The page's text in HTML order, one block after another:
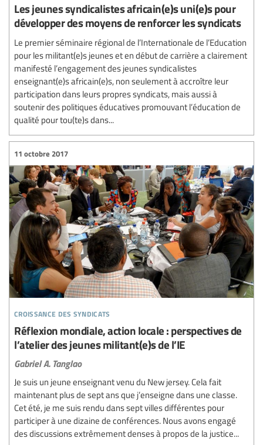
Les jeunes syndicalistes africain(e)s uni(e)s pour
développer des moyens de renforcer les syndicats
Le premier séminaire régional de l’Internationale de l’Education
pour les militant(e)s jeunes et en début de carrière a clairement
manifesté l’engagement des jeunes syndicalistes
enseignant(e)s africain(e)s, non seulement à accroître leur
participation dans leurs propres syndicats, mais aussi à
soutenir des politiques éducatives promouvant l’éducation de
qualité pour tou(te)s dans...
croissance des syndicats
11 octobre 2017
Réflexion mondiale, action locale : perspectives de
l’atelier des jeunes militant(e)s de l’IE
Gabriel A. Tanglao
Je suis un jeune enseignant venu du New jersey. Cela fait
maintenant plus de sept ans que j’enseigne dans une classe.
Cet été, je me suis rendu dans sept villes différentes pour
participer à une dizaine de conférences. Nous avons engagé
des discussions extrêmement denses à propos de la justice...